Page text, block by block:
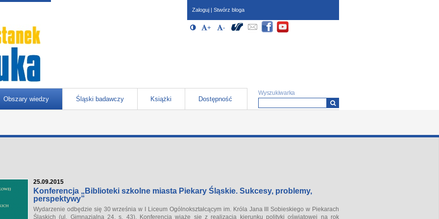
Obszary wiedzy Śląski badawczy Książki Dostępność
Formularz wyszukiwania
Wyszukiwarka
Zaloguj | Stwórz bloga
Opcje dostępności (wymagają
Włącz/Wyłącz Wysoki kontrast
+ Powiększ czcionkę
- Zmniejsz czcionkę
Społeczności
25.09.2015
Konferencja „Biblioteki szkolne miasta Piekary Śląskie. Sukcesy, problemy,
perspektywy”
Wydarzenie odbędzie się 30 września w I Liceum Ogólnokształcącym im. Króla Jana III Sobieskiego w Piekarach
Śląskich (ul. Gimnazjalna 24, s. 43). Konferencja wiąże się z realizacją kierunku polityki oświatowej na rok